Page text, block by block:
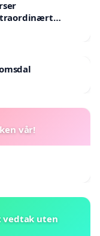
vår!
vedtak uten